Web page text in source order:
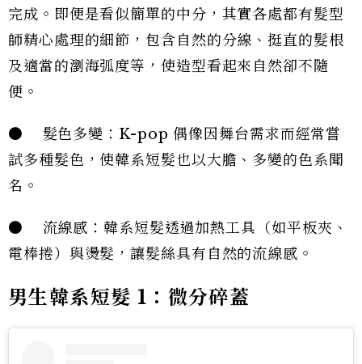
完成。即便是看似簡單的中分，其實各處都有髮型
師精心處理的細節，包含自然的分線、挺直的髮根
及適當的瀏海弧度等，使造型看起來自然卻不隨
便。
● 髮色多變：K-pop 偶像因舞台需求而經常嘗
試多種髮色，使韓系短髮也以大膽、多變的色系聞
名。
● 流線感：韓系短髮透過加熱工具（如平板夾、
電棒捲）與燙髮，讓髮絲具有自然的流線感。
男生韓系短髮 1：微分碎蓋